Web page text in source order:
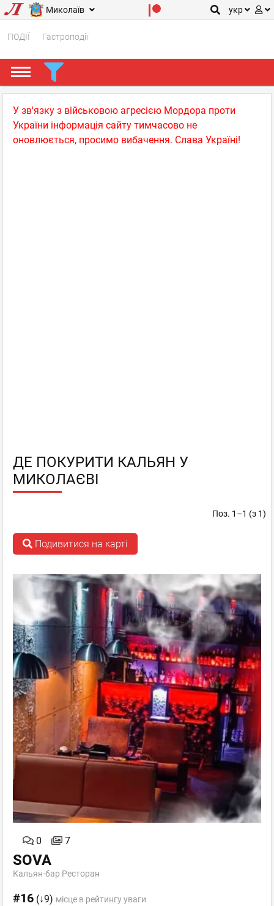
Миколаїв укр
ПОДІЇ Гастроподії
У зв'язку з військовою агресією Мордора проти
України інформація сайту тимчасово не
оновлюється, просимо вибачення. Слава Україні!
ДЕ ПОКУРИТИ КАЛЬЯН У
МИКОЛАЄВІ
Поз. 1–1 (з 1)
Подивитися на карті
0 7
SOVA
Кальян-бар Ресторан
#16 (↓9) місце в рейтингу уваги